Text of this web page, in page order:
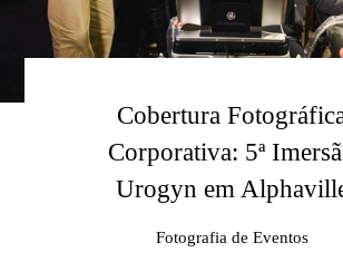
Cobertura
Corporativa: 5ª
Urogyn em
Fotografia de Eventos